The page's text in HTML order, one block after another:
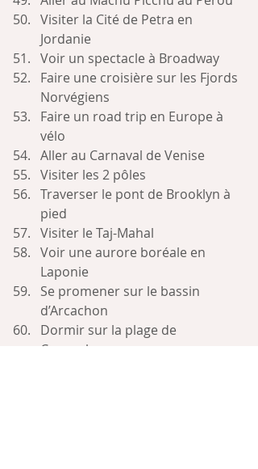
Visiter la Cité de Petra en
Jordanie
Voir un spectacle à Broadway
Faire une croisière sur les Fjords
Norvégiens
Faire un road trip en Europe à
vélo
Aller au Carnaval de Venise
Visiter les 2 pôles
Traverser le pont de Brooklyn à
pied
Visiter le Taj-Mahal
Voir une aurore boréale en
Laponie
Se promener sur le bassin
d’Arcachon
Dormir sur la plage de
Copacabana